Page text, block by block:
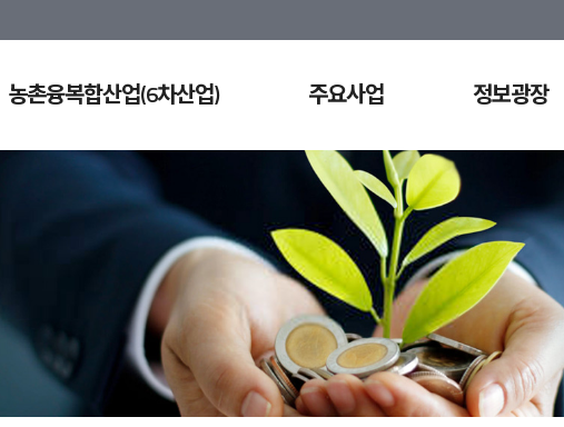
농촌융복합산업(6차산업) 주요사업 정보광장